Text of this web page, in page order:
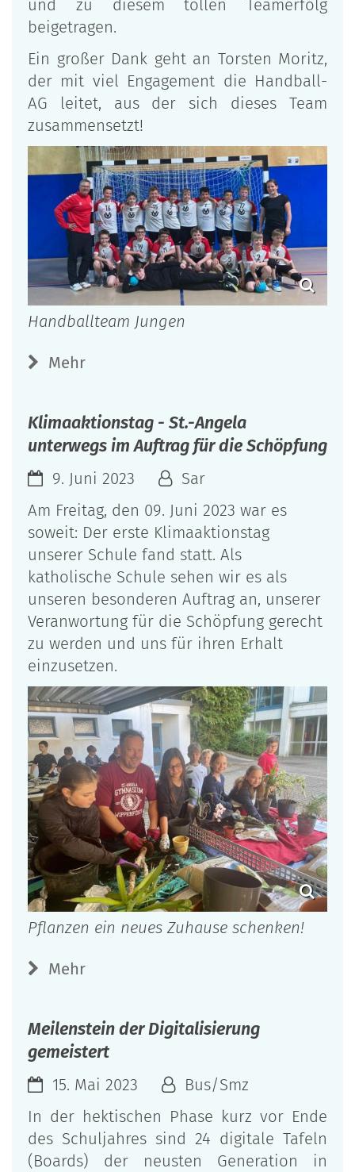
und zu diesem tollen Teamerfolg
beigetragen.
Ein großer Dank geht an Torsten Moritz,
der mit viel Engagement die Handball-
AG leitet, aus der sich dieses Team
zusammensetzt!
Handballteam Jungen
Mehr
Klimaaktionstag - St.-Angela
unterwegs im Auftrag für die Schöpfung
9. Juni 2023
Sar
Am Freitag, den 09. Juni 2023 war es
soweit: Der erste Klimaaktionstag
unserer Schule fand statt. Als
katholische Schule sehen wir es als
unseren besonderen Auftrag an, unserer
Veranwortung für die Schöpfung gerecht
zu werden und uns für ihren Erhalt
einzusetzen.
Pflanzen ein neues Zuhause schenken!
Mehr
Meilenstein der Digitalisierung
gemeistert
15. Mai 2023
Bus/Smz
In der hektischen Phase kurz vor Ende
des Schuljahres sind 24 digitale Tafeln
(Boards) der neusten Generation in